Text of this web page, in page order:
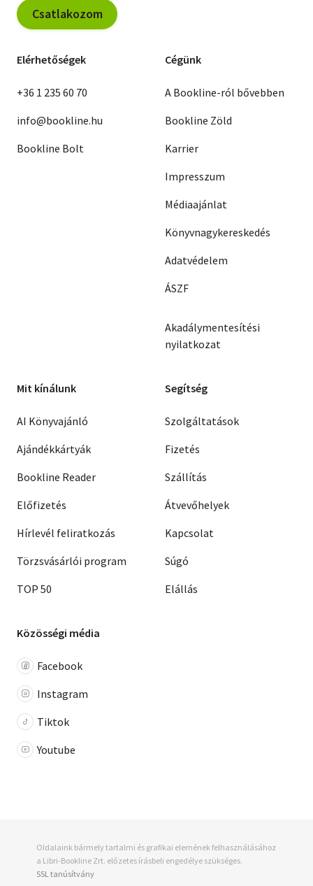
Csatlakozom
Elérhetőségek
+36 1 235 60 70
info@bookline.hu
Bookline Bolt
Cégünk
A Bookline-ról bővebben
Bookline Zöld
Karrier
Impresszum
Médiaajánlat
Könyvnagykereskedés
Adatvédelem
ÁSZF
Akadálymentesítési
nyilatkozat
Mit kínálunk
AI Könyvajánló
Ajándékkártyák
Bookline Reader
Előfizetés
Hírlevél feliratkozás
Törzsvásárlói program
TOP 50
Segítség
Szolgáltatások
Fizetés
Szállítás
Átvevőhelyek
Kapcsolat
Súgó
Elállás
Közösségi média
Facebook
Instagram
Tiktok
Youtube
Oldalaink bármely tartalmi és grafikai elemének felhasználásához
a Libri-Bookline Zrt. előzetes írásbeli engedélye szükséges.
SSL tanúsítvány